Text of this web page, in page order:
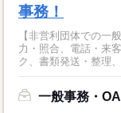
事務！
【非営利団体での一
力・照合、電話・来
ク、書類発送・整理
一般事務・